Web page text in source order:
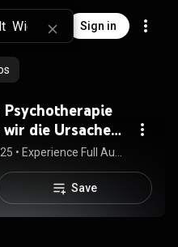
Sign in
die Ursache
Krankheit
•
Save